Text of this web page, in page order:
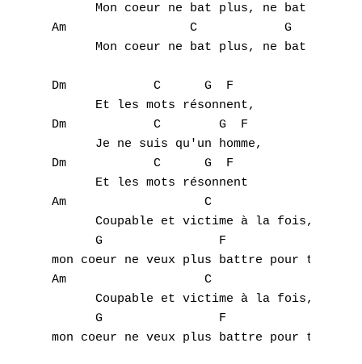
Mon coeur ne bat plus, ne bat plus
Am                 C		G		F
Mon coeur ne bat plus, ne bat plus
Dm	      C	     G  F
      Et les mots résonnent,
Dm            C        G  F
      Je ne suis qu'un homme,
Dm            C      G  F
      Et les mots résonnent
Am		     C
      Coupable et victime à la fois,
      G		       F
mon coeur ne veux plus battre pour toi
Am		     C
      Coupable et victime à la fois,
      G		       F
mon coeur ne veux plus battre pour toi